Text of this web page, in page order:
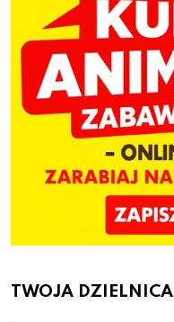
TWOJA DZIELNICA